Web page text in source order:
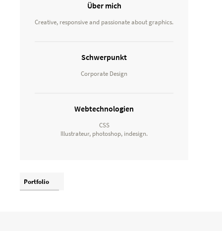
Über mich
Creative, responsive and passionate about graphics.
Schwerpunkt
Corporate Design
Webtechnologien
CSS
Illustrateur, photoshop, indesign.
Portfolio